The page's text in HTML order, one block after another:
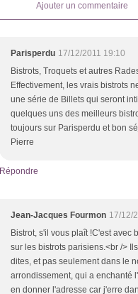
Ajouter un commentaire
Parisperdu 17/12/2011 19:10
Bistrots, Troquets et autres
Effectivement, les vrais bistrots
une série de Billets qui seront
quelques uns des meilleurs
toujours sur Parisperdu et bon
Pierre
Répondre
Jean-Jacques Fourmon 17/12/
Bistrot, s'il vous plaît !C'est
sur les bistrots parisiens.<br />
dites, et pas seulement dans le
arrondissement, qui a enchanté
en donner l'adresse car j'erre